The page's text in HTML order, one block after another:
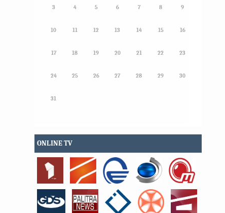
3 4 5 6 7 8 9
10 11 12 13 14 15 16
17 18 19 20 21 22 23
24 25 26 27 28 29 30
31
ONLINE TV